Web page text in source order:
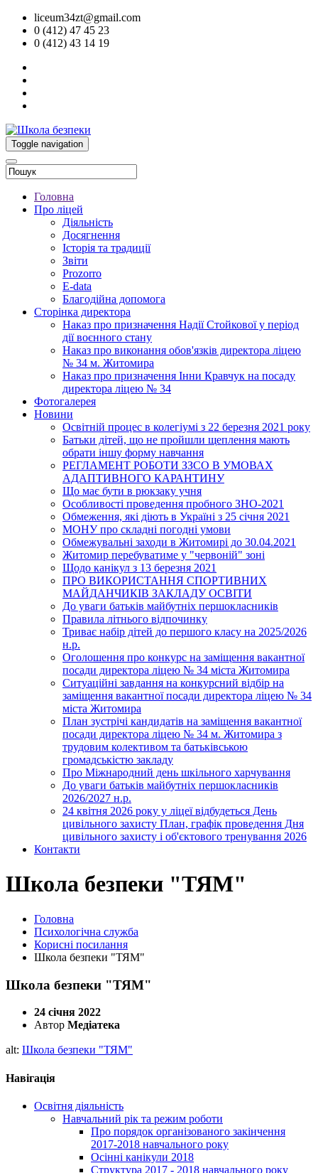
liceum34zt@gmail.com
0 (412) 47 45 23
0 (412) 43 14 19
Toggle navigation
Головна
Про ліцей
Діяльність
Досягнення
Історія та традиції
Звіти
Prozorro
E-data
Благодійна допомога
Сторінка директора
Наказ про призначення Надії Стойкової у період
дії воєнного стану
Наказ про виконання обов'язків директора ліцею
№ 34 м. Житомира
Наказ про призначення Інни Кравчук на посаду
директора ліцею № 34
Фотогалерея
Новини
Освітній процес в колегіумі з 22 березня 2021 року
Батьки дітей, що не пройшли щеплення мають
обрати іншу форму навчання
РЕГЛАМЕНТ РОБОТИ ЗЗСО В УМОВАХ
АДАПТИВНОГО КАРАНТИНУ
Що має бути в рюкзаку учня
Особливості проведення пробного ЗНО-2021
Обмеження, які діють в Україні з 25 січня 2021
МОНУ про складні погодні умови
Обмежувальні заходи в Житомирі до 30.04.2021
Житомир перебуватиме у "червоній" зоні
Щодо канікул з 13 березня 2021
ПРО ВИКОРИСТАННЯ СПОРТИВНИХ
МАЙДАНЧИКІВ ЗАКЛАДУ ОСВІТИ
До уваги батьків майбутніх першокласників
Правила літнього відпочинку
Триває набір дітей до першого класу на 2025/2026
н.р.
Оголошення про конкурс на заміщення вакантної
посади директора ліцею № 34 міста Житомира
Ситуаційні завдання на конкурсний відбір на
заміщення вакантної посади директора ліцею № 34
міста Житомира
План зустрічі кандидатів на заміщення вакантної
посади директора ліцею № 34 м. Житомира з
трудовим колективом та батьківською
громадськістю закладу
Про Міжнародний день шкільного харчування
До уваги батьків майбутніх першокласників
2026/2027 н.р.
24 квітня 2026 року у ліцеї відбудеться День
цивільного захисту План, графік проведення Дня
цивільного захисту і об'єктового тренування 2026
Контакти
Школа безпеки "ТЯМ"
Головна
Психологічна служба
Корисні посилання
Школа безпеки "ТЯМ"
Школа безпеки "ТЯМ"
24 січня 2022
Автор Медіатека
alt: Школа безпеки "ТЯМ"
Навігація
Освітня діяльність
Навчальний рік та режим роботи
Про порядок організованого закінчення
2017-2018 навчального року
Осінні канікули 2018
Структура 2017 - 2018 навчального року